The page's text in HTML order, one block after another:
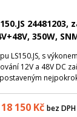
350W,
LS150.JS, s
12V a 48V DC
18 150Kč bez DPH